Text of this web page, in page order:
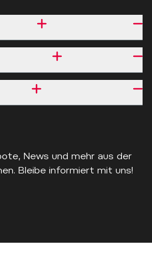
News und mehr aus der
Bleibe informiert mit uns!